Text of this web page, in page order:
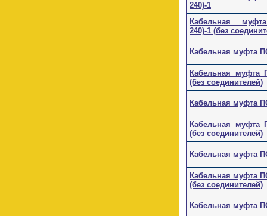
240)-1
Кабельная
240)-1 (без
Кабельная муфта
Кабельная муфта
(без соединителей)
Кабельная муфта
Кабельная муфта
(без соединителей)
Кабельная муфта
Кабельная муфта
(без соединителей)
Кабельная муфта